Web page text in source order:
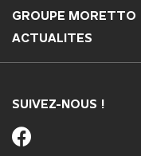
GROUPE MORETTO
ACTUALITES
SUIVEZ-NOUS !